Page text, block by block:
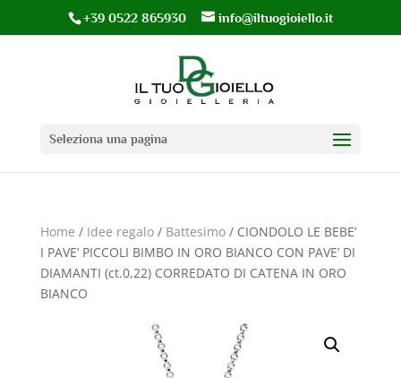
+39 0522 865930 info@iltuogioiello.it
Seleziona una pagina
Home / Idee regalo/ Battesimo/ CIONDOLO LE BEBE’
I PAVE’ PICCOLI BIMBO IN ORO BIANCO CON PAVE’ DI
DIAMANTI (ct.0,22) CORREDATO DI CATENA IN ORO
BIANCO